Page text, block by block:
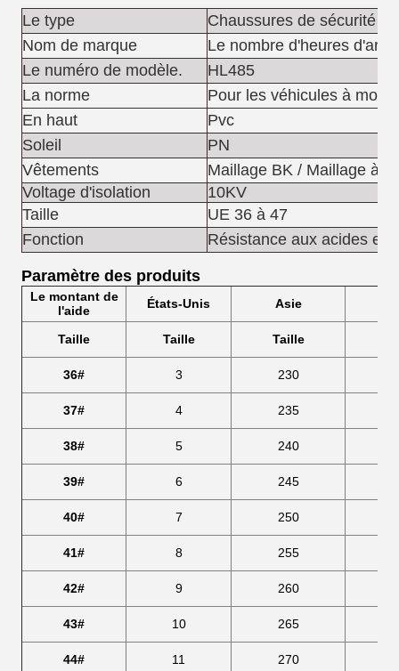
Le type
Chaussures de sécurité
Nom de marque
Le nombre d'heures d'arrêt
Le numéro de modèle.
HL485
La norme
Pour les véhicules à
En haut
Pvc
Soleil
PN
Vêtements
Maillage BK / Maillage à
Voltage d'isolation
10KV
Taille
UE 36 à 47
Fonction
Résistance aux acides et
Paramètre des produits
Le montant de
l'aide
États-Unis Asie
Taille Taille Taille
36# 3 230
37# 4 235
38# 5 240
39# 6 245
40# 7 250
41# 8 255
42# 9 260
43# 10 265
44# 11 270